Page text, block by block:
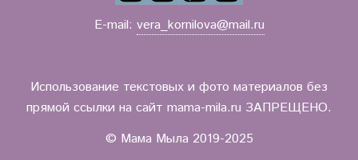
E-mail: vera_kornilova@mail.ru
Использование текстовых и фото материалов без
прямой ссылки на сайт mama-mila.ru ЗАПРЕЩЕНО.
© Мама Мыла 2019-2025